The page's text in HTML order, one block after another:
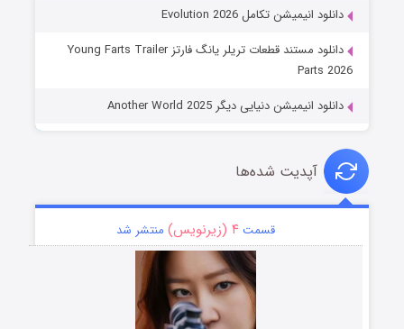
دانلود انیمیشن تکامل Evolution 2026
دانلود مستند قطعات تریلر یانگ فارتز Young Farts Trailer
Parts 2026
دانلود انیمیشن دنیایی دیگر Another World 2025
آپدیت شده‌ها
قسمت۴ (زیرنویس) منتشر شد